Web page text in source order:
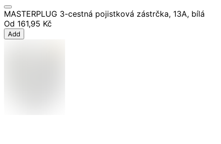
MASTERPLUG 3-cestná pojistková zástrčka, 13A, bílá
Od 161,95 Kč
Add